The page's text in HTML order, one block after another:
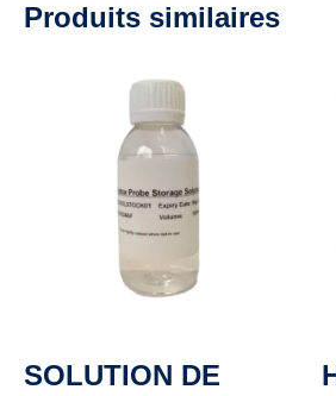
Produits similaires
SOLUTION DE